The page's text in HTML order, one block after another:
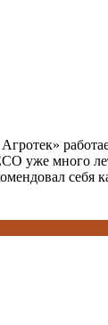
уже много
себя